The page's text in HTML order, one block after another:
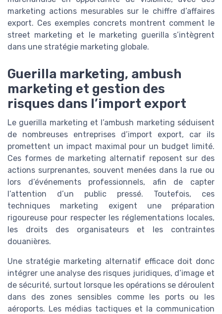
marketing actions mesurables sur le chiffre d’affaires
export. Ces exemples concrets montrent comment le
street marketing et le marketing guerilla s’intègrent
dans une stratégie marketing globale.
Guerilla marketing, ambush
marketing et gestion des
risques dans l’import export
Le guerilla marketing et l’ambush marketing séduisent
de nombreuses entreprises d’import export, car ils
promettent un impact maximal pour un budget limité.
Ces formes de marketing alternatif reposent sur des
actions surprenantes, souvent menées dans la rue ou
lors d’événements professionnels, afin de capter
l’attention d’un public pressé. Toutefois, ces
techniques marketing exigent une préparation
rigoureuse pour respecter les réglementations locales,
les droits des organisateurs et les contraintes
douanières.
Une stratégie marketing alternatif efficace doit donc
intégrer une analyse des risques juridiques, d’image et
de sécurité, surtout lorsque les opérations se déroulent
dans des zones sensibles comme les ports ou les
aéroports. Les médias tactiques et la communication